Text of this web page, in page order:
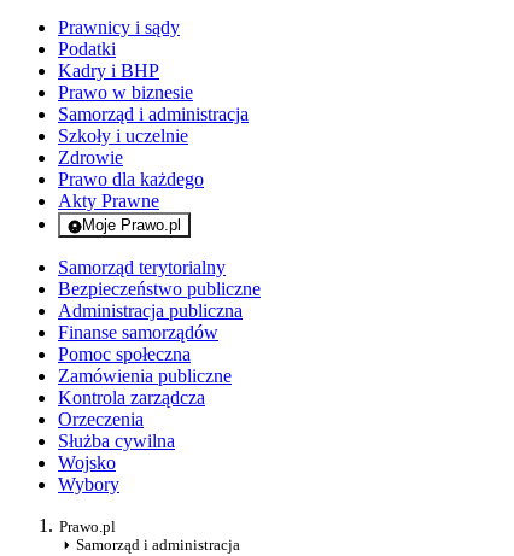
Prawnicy i sądy
Podatki
Kadry i BHP
Prawo w biznesie
Samorząd i administracja
Szkoły i uczelnie
Zdrowie
Prawo dla każdego
Akty Prawne
Moje Prawo.pl
- rejestracja i logowanie do serwisu
Samorząd terytorialny
Bezpieczeństwo publiczne
Administracja publiczna
Finanse samorządów
Pomoc społeczna
Zamówienia publiczne
Kontrola zarządcza
Orzeczenia
Służba cywilna
Wojsko
Wybory
Prawo.pl
Samorząd i administracja